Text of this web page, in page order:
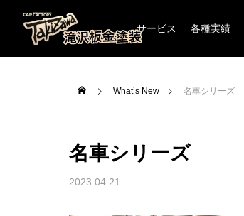
サービス 各種実績
What’s New 名車シリーズ
名車シリーズ
2023.04.21